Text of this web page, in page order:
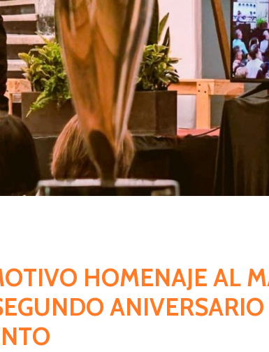
HOMENAJE AL